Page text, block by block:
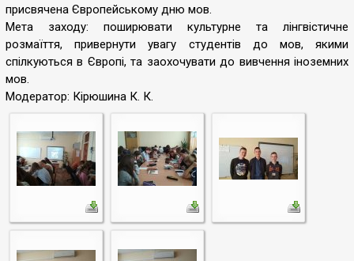
присвячена Європейському дню мов.
Мета заходу: поширювати культурне та лінгвістичне
розмаїття, привернути увагу студентів до мов, якими
спілкуються в Європі, та заохочувати до вивчення іноземних
мов.
Модератор: Кірюшина К. К.